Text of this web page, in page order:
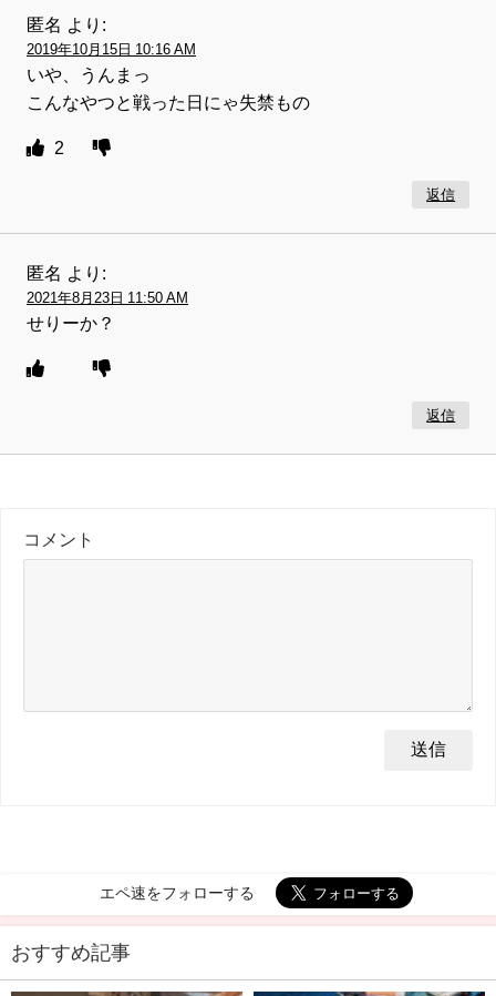
匿名 より:
2019年10月15日 10:16 AM
いや、うんまっ
こんなやつと戦った日にゃ失禁もの
2
返信
匿名 より:
2021年8月23日 11:50 AM
せりーか？
返信
コメント
エペ速をフォローする
おすすめ記事